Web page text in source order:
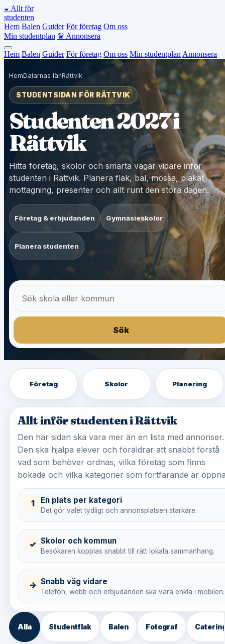
◒ Allt för
studenten
Hem Balen Guider För företag Om oss
Min studentplan ♛ Annonsera
Hem Balen Guider För företag Om oss Min studentplan Annonsera
HemDalarnas länRättvik
STUDENTSIDAN FÖR RÄTTVIK
Studenten 2027 i
Rättvik
Hitta företag, skolor och smarta vägar vidare inför
studenten i Rättvik. Planera flak, bal, mössa, plakat,
mottagning, presenter och allt runt den stora dagen.
Företag & erbjudanden Gymnasieskolor
Planera studenten
Sök
Företag Skolor Planering
Allt inför studenten i Rättvik
Den här sidan ska vara mer än en lista med annonser.
Den ska hjälpa elever och föräldrar att snabbt förstå
vad som behöver ordnas, vilka företag som finns
bokade och vilka kategorier som fortfarande är
1 En plats per kategori
Det gör valet tydligt och annonsplatsen starkare.
✓ Skolor och kommun
Besökaren kopplas snabbt till rätt lokala sammanhang.
→ Snabb väg vidare
Telefon, webb och erbjudanden ska vara enkla i mobilen.
Alla Studentflak Balen Fotograf